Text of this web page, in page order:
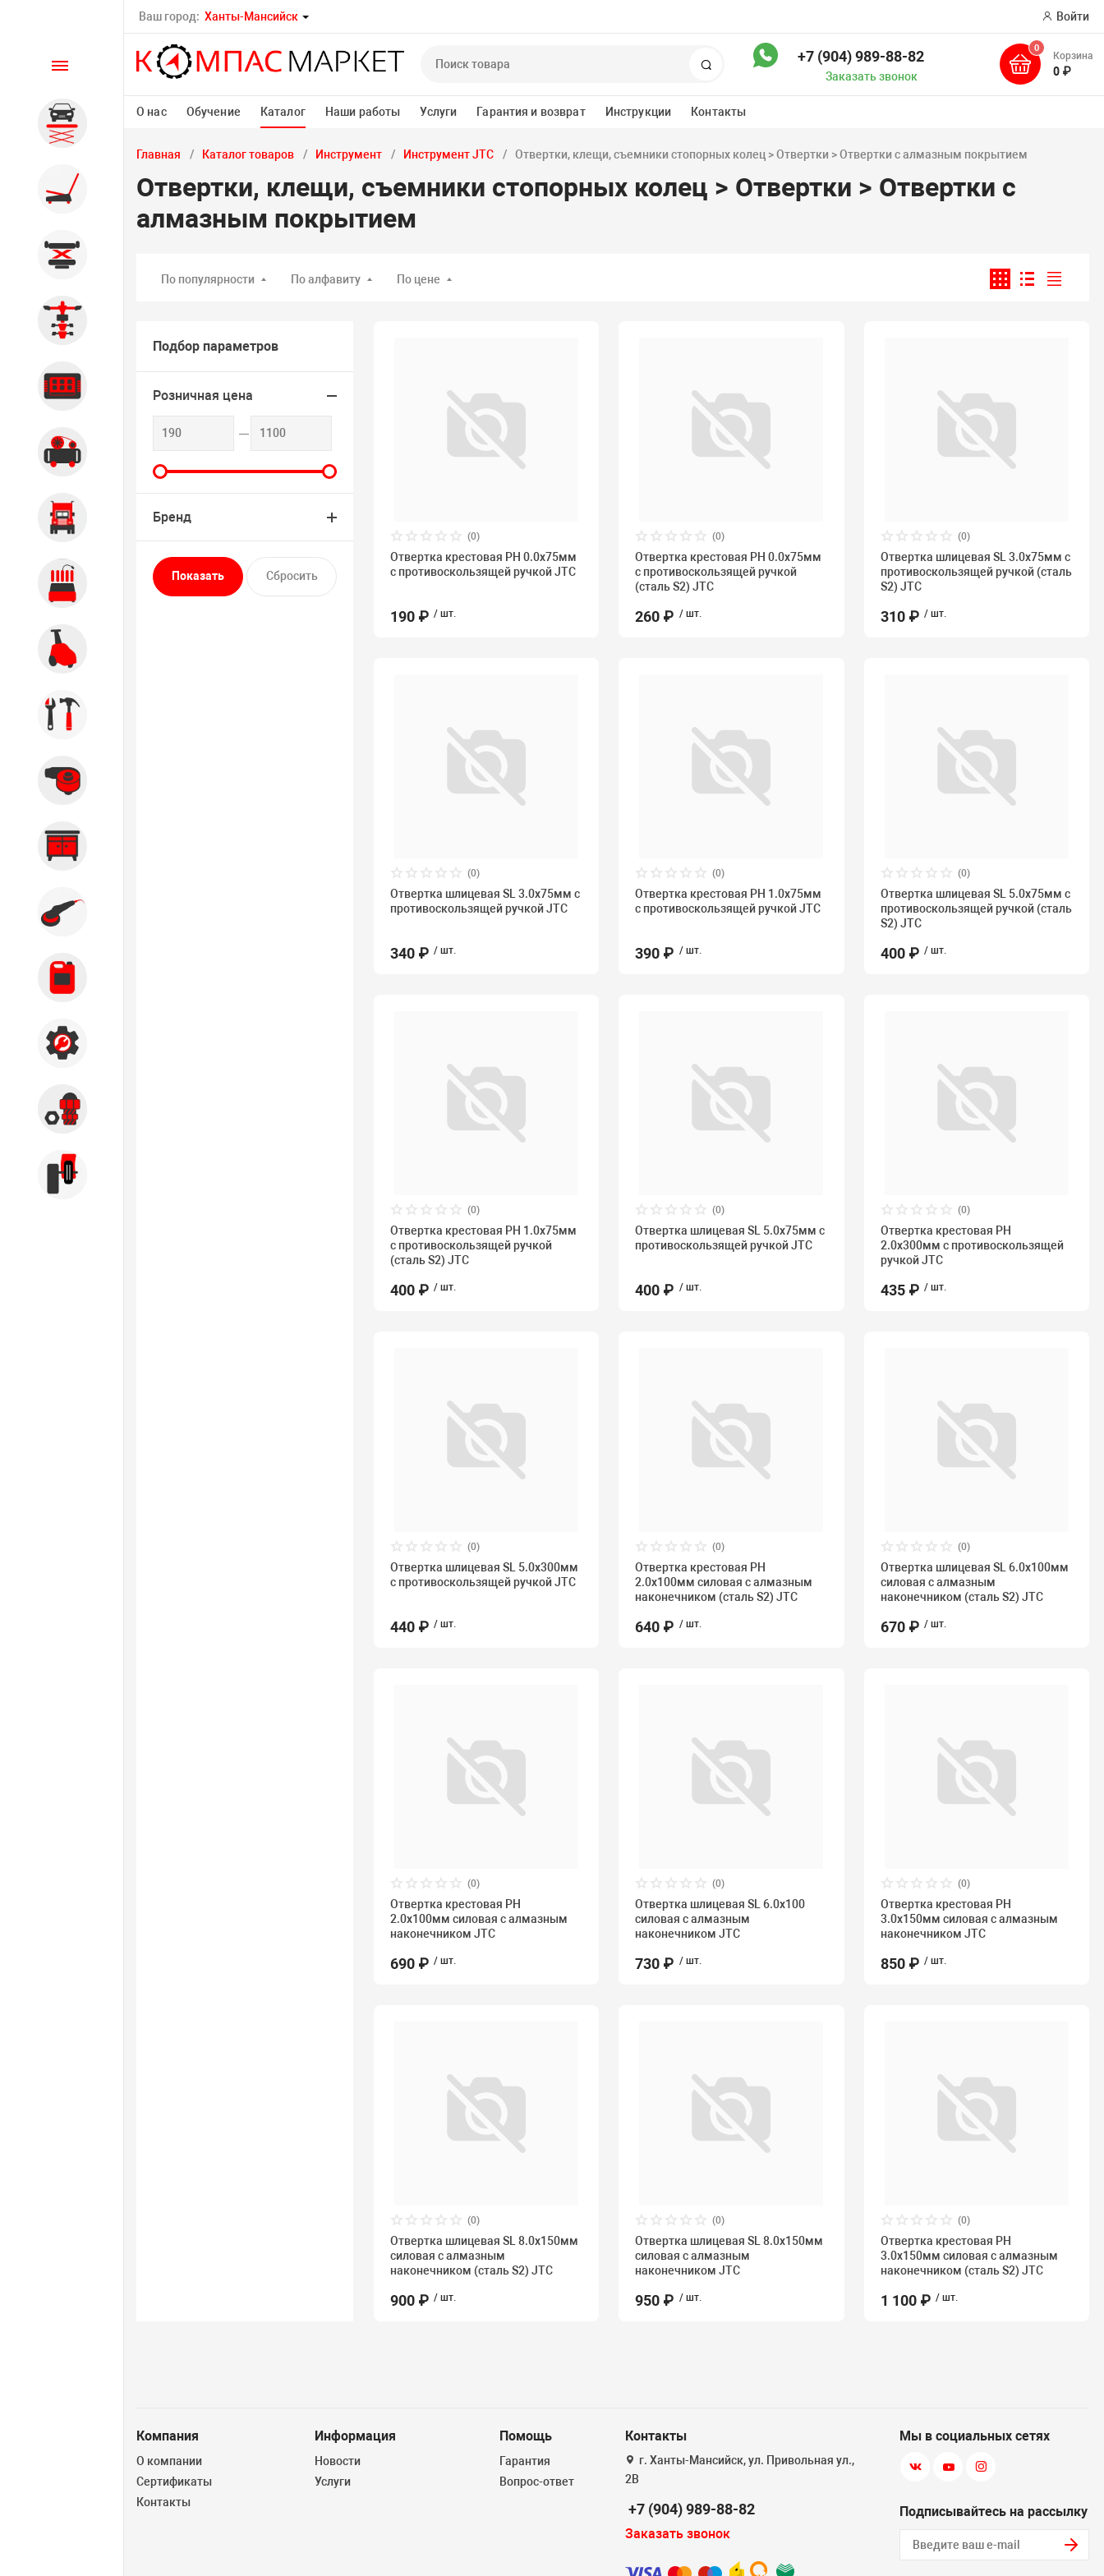
Ваш город: Ханты-Мансийск Войти
Поиск +7 (904) 989-88-82
Заказать звонок
0
Корзина
0 ₽
О нас Обучение Каталог Наши работы Услуги Гарантия и возврат Инструкции Контакты
Каталог
Автомобильные подъемники
Шиномонтажное
оборудование
Компрессорное оборудование
Грузовое оборудование
Обслуживание систем и
агрегатов
Главная Каталог товаров Инструмент Инструмент JTC Отвертки, клещи, съемники стопорных колец > Отвертки > Отвертки с алмазным покрытием
Отвертки, клещи, съемники стопорных колец > Отвертки > Отвертки с
алмазным покрытием
По популярности По алфавиту По цене
Подбор параметров
Розничная цена
Бренд
(0)
Отвертка крестовая PH 0.0х75мм
с противоскользящей ручкой JTC
190 ₽ / шт.
(0)
Отвертка крестовая PH 0.0х75мм
с противоскользящей ручкой
(сталь S2) JTC
260 ₽ / шт.
(0)
Отвертка шлицевая SL 3.0х75мм с
противоскользящей ручкой (сталь
S2) JTC
310 ₽ / шт.
(0)
Отвертка шлицевая SL 3.0х75мм с
противоскользящей ручкой JTC
340 ₽ / шт.
(0)
Отвертка крестовая PH 1.0х75мм
с противоскользящей ручкой JTC
390 ₽ / шт.
(0)
Отвертка шлицевая SL 5.0х75мм с
противоскользящей ручкой (сталь
S2) JTC
400 ₽ / шт.
(0)
Отвертка крестовая PH 1.0х75мм
с противоскользящей ручкой
(сталь S2) JTC
400 ₽ / шт.
(0)
Отвертка шлицевая SL 5.0х75мм с
противоскользящей ручкой JTC
400 ₽ / шт.
(0)
Отвертка крестовая PH
2.0х300мм с противоскользящей
ручкой JTC
435 ₽ / шт.
(0)
Отвертка шлицевая SL 5.0х300мм
с противоскользящей ручкой JTC
440 ₽ / шт.
(0)
Отвертка крестовая PH
2.0х100мм силовая с алмазным
наконечником (сталь S2) JTC
640 ₽ / шт.
(0)
Отвертка шлицевая SL 6.0х100мм
силовая с алмазным
наконечником (сталь S2) JTC
670 ₽ / шт.
(0)
Отвертка крестовая PH
2.0х100мм силовая с алмазным
наконечником JTC
690 ₽ / шт.
(0)
Отвертка шлицевая SL 6.0х100
силовая с алмазным
наконечником JTC
730 ₽ / шт.
(0)
Отвертка крестовая PH
3.0х150мм силовая с алмазным
наконечником JTC
850 ₽ / шт.
(0)
Отвертка шлицевая SL 8.0х150мм
силовая с алмазным
наконечником (сталь S2) JTC
900 ₽ / шт.
(0)
Отвертка шлицевая SL 8.0х150мм
силовая с алмазным
наконечником JTC
950 ₽ / шт.
(0)
Отвертка крестовая PH
3.0х150мм силовая с алмазным
наконечником (сталь S2) JTC
1 100 ₽ / шт.
Компания
О компании
Сертификаты
Контакты
Информация
Новости
Услуги
Помощь
Гарантия
Вопрос-ответ
Контакты
г. Ханты-Мансийск, ул. Привольная ул.,
2В
+7 (904) 989-88-82
Заказать звонок
Мы в социальных сетях
Подписывайтесь на рассылку